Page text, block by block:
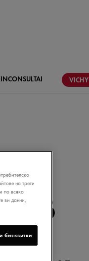
CONSULTAI VICHY
В
на трети
по всяко
ви данни,
бисквитки